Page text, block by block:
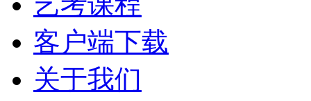
客户端下载
关于我们